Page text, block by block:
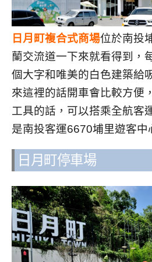
日月町複合式商場位於南投
蘭交流道一下來就看得到，
個大字和唯美的白色建築給
來這裡的話開車會比較方便
工具的話，可以搭乘全航客
是南投客運6670埔里遊客中
日月町停車場